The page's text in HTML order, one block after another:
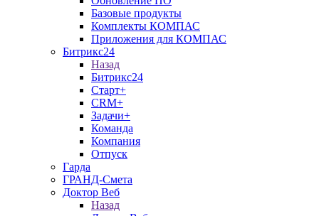
Базовые продукты
Комплекты КОМПАС
Приложения для КОМПАС
Битрикс24
Назад
Битрикс24
Старт+
CRM+
Задачи+
Команда
Компания
Отпуск
Гарда
ГРАНД-Смета
Доктор Веб
Назад